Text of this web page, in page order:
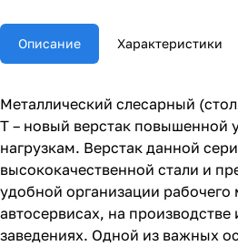
Описание Характеристики
Металлический слесарный
T – новый верстак повышенной
нагрузкам. Верстак данной
высококачественной стали и
удобной организации рабочего
автосервисах, на производстве
заведениях. Одной из важных